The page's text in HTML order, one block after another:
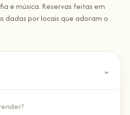
e música. Reservas feitas em
dadas por locais que adoram o